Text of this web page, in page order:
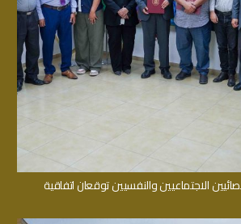
الاجتماعيين والنفسيين توقعان اتفاقية